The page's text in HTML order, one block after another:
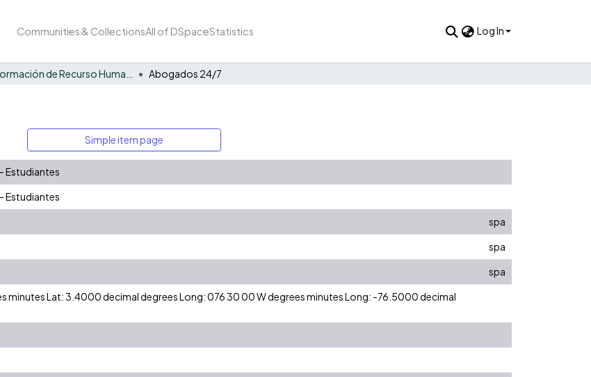
Communities & CollectionsAll of DSpaceStatistics Log In
Abogados 24/7
Simple item page
Estudiantes
Estudiantes
spa
spa
spa
minutes Lat: 3.4000 decimal degrees Long: 076 30 00 W degrees minutes Long: -76.5000 decimal